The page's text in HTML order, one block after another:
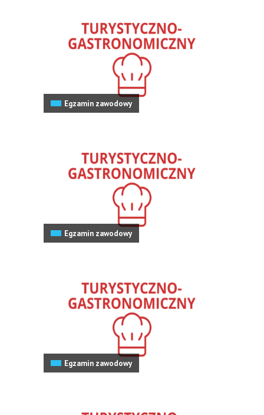
Egzamin zawodowy
Egzamin zawodowy
Egzamin zawodowy